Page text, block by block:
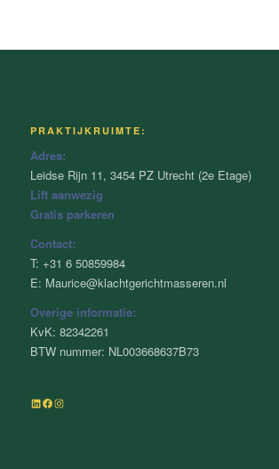
PRAKTIJKRUIMTE:
Adres:
Leidse Rijn 11, 3454 PZ Utrecht (2e Etage)
Lift aanwezig
Gratis parkeren
Contact:
T: +31 6 50859984
E: Maurice@klachtgerichtmasseren.nl
Overige informatie:
KvK: 82342261
BTW nummer: NL003668637B73
LinkedIn
Facebook
Instagram